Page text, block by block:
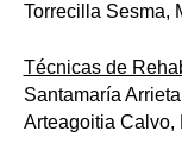
Torrecilla Sesma,
Técnicas de
Santamaría
Arteagoitia Calvo,